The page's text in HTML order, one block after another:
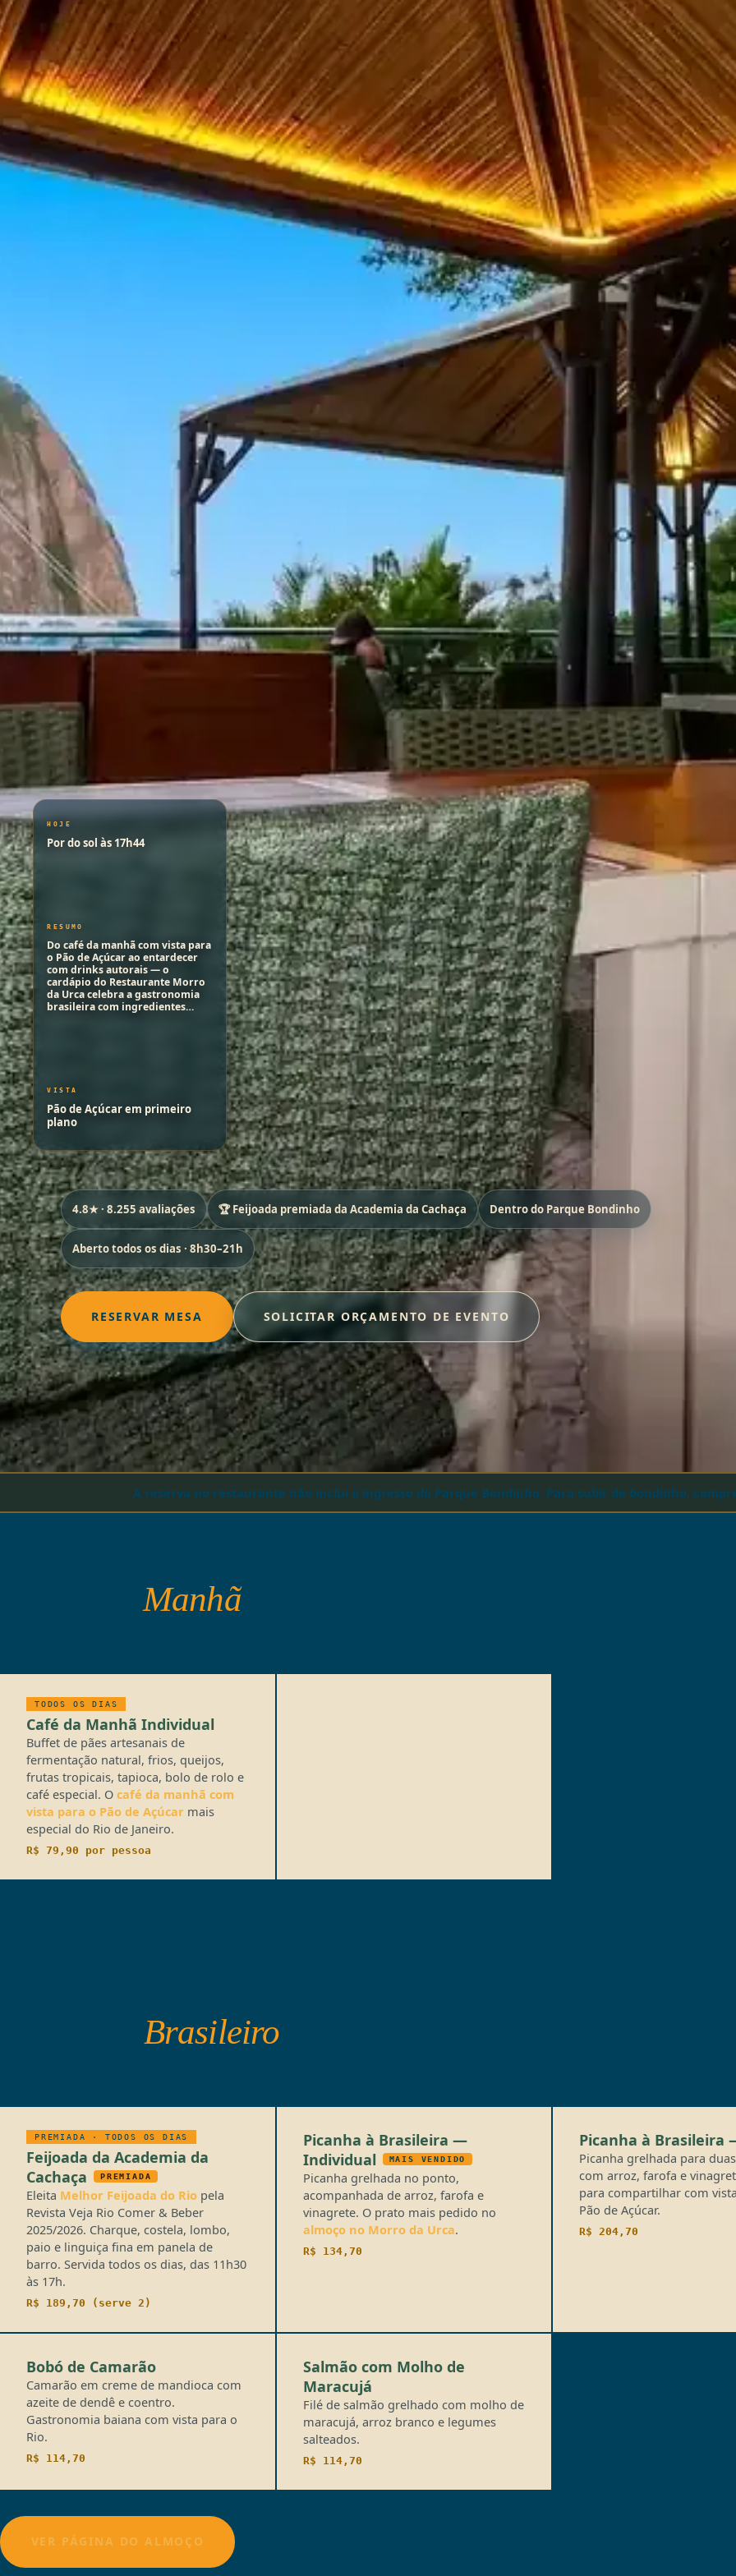
4.8★ · 8.255 avaliações 🏆 Feijoada premiada da Academia da Cachaça Dentro do Parque Bondinho
Aberto todos os dias · 8h30–21h
RESERVAR MESA SOLICITAR ORÇAMENTO DE EVENTO
HOJE
Por do sol às 17h44
RESUMO
Do café da manhã com vista para
o Pão de Açúcar ao entardecer
com drinks autorais — o
cardápio do Restaurante Morro
da Urca celebra a gastronomia
brasileira com ingredientes…
VISTA
Pão de Açúcar em primeiro
plano
A reserva no restaurante não inclui o ingresso do Parque Bondinho. Para subir de bondinho,
Café daManhã
TODOS OS DIAS
Café da Manhã Individual
Buffet de pães artesanais de
fermentação natural, frios, queijos,
frutas tropicais, tapioca, bolo de rolo e
café especial. O café da manhã com
vista para o Pão de Açúcar mais
especial do Rio de Janeiro.
R$ 79,90 por pessoa
Brasileiro
PREMIADA · TODOS OS DIAS
Feijoada da Academia da
Cachaça
PREMIADA
Eleita Melhor Feijoada do Rio pela
Revista Veja Rio Comer & Beber
2025/2026. Charque, costela, lombo,
paio e linguiça fina em panela de
barro. Servida todos os dias, das 11h30
às 17h.
R$ 189,70 (serve 2)
Picanha à Brasileira —
Individual
MAIS VENDIDO
Picanha grelhada no ponto,
acompanhada de arroz, farofa e
vinagrete. O prato mais pedido no
almoço no Morro da Urca.
R$ 134,70
Picanha à Brasileira
Picanha grelhada para
com arroz, farofa e
para compartilhar com
Pão de Açúcar.
R$ 204,70
Bobó de Camarão
Camarão em creme de mandioca com
azeite de dendê e coentro.
Gastronomia baiana com vista para o
Rio.
R$ 114,70
Salmão com Molho de
Maracujá
Filé de salmão grelhado com molho de
maracujá, arroz branco e legumes
salteados.
R$ 114,70
VER PÁGINA DO ALMOÇO